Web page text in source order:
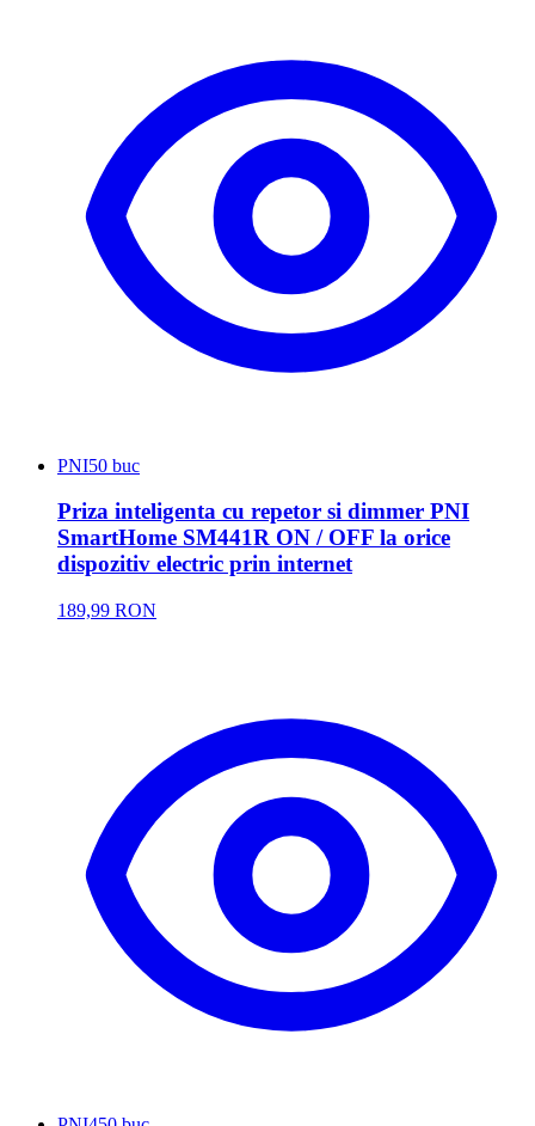
PNI50 buc
Priza inteligenta cu repetor si dimmer PNI
SmartHome SM441R ON / OFF la orice
dispozitiv electric prin internet
189,99 RON